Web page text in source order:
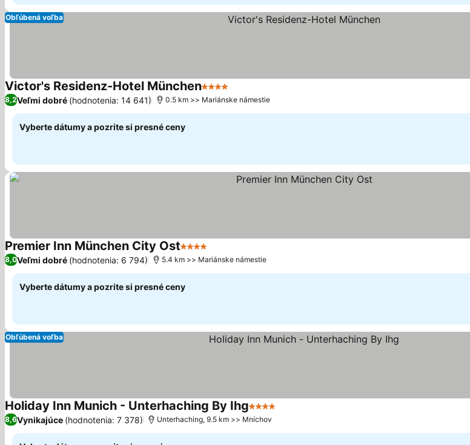
Obľúbená voľba
Victor's Residenz-Hotel München4 Počet hviezdičiek
8,2Veľmi dobré (hodnotenia: 14 641) 0.5 km >> Mariánske námestie
Vyberte dátumy a pozrite si presné ceny
Premier Inn München City Ost4 Počet hviezdičiek
8,0Veľmi dobré (hodnotenia: 6 794) 5.4 km >> Mariánske námestie
Vyberte dátumy a pozrite si presné ceny
Obľúbená voľba
Holiday Inn Munich - Unterhaching By Ihg4 Počet hviezdičiek
8,6Vynikajúce (hodnotenia: 7 378) Unterhaching, 9.5 km >> Mníchov